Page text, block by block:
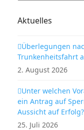
Aktuelles
Überlegungen
Trunkenheitsfahrt
2. August 2026
Unter welchen
ein Antrag auf
Aussicht auf Erfolg?
25. Juli 2026